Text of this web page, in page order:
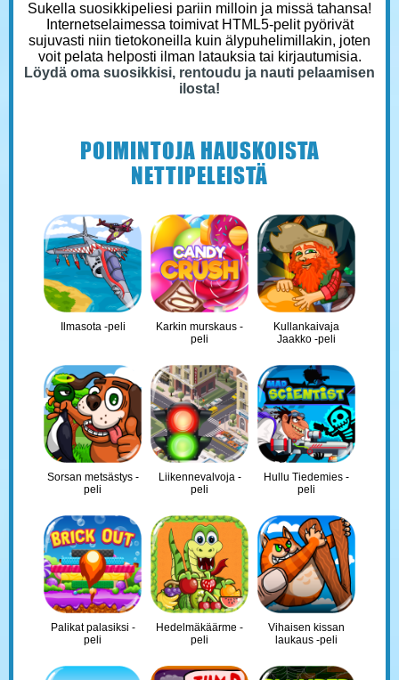
Sukella suosikkipeliesi pariin milloin ja missä tahansa!
Internetselaimessa toimivat HTML5-pelit pyörivät
sujuvasti niin tietokoneilla kuin älypuhelimillakin, joten
voit pelata helposti ilman latauksia tai kirjautumisia.
Löydä oma suosikkisi, rentoudu ja nauti pelaamisen
ilosta!
POIMINTOJA HAUSKOISTA
NETTIPELEISTÄ
Ilmasota -peli
Karkin murskaus -
peli
Kullankaivaja
Jaakko -peli
Sorsan metsästys -
peli
Liikennevalvoja -
peli
Hullu Tiedemies -
peli
Palikat palasiksi -
peli
Hedelmäkäärme -
peli
Vihaisen kissan
laukaus -peli